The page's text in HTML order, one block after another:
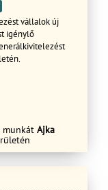
vállalok új
igénylő
munkát Ajka